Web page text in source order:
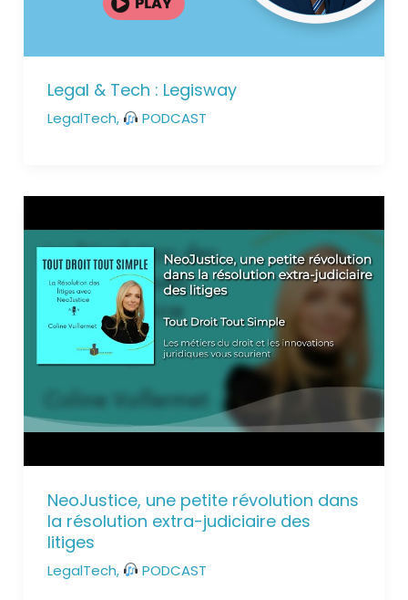
Legal & Tech : Legisway
LegalTech, PODCAST
NeoJustice, une petite révolution dans
la résolution extra-judiciaire des
litiges
LegalTech, PODCAST